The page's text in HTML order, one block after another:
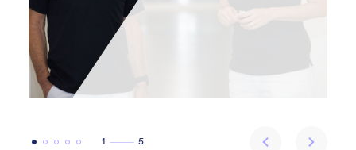
1 5